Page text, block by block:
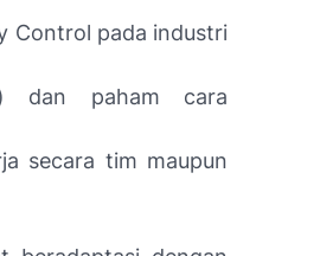
Control pada industri
dan paham cara
secara tim maupun